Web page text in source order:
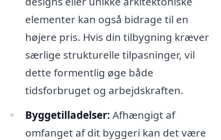
elementer kan også bidrage til en
højere pris. Hvis din tilbygning kræver
særlige strukturelle tilpasninger, vil
dette formentlig øge både
tidsforbruget og arbejdskraften.
Byggetilladelser: Afhængigt af
omfanget af dit byggeri kan det være